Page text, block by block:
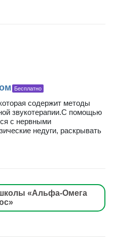
Бесплатно
содержит методы
звукотерапии.С помощью
с нервными
недуги, раскрывать
«Альфа-Омега